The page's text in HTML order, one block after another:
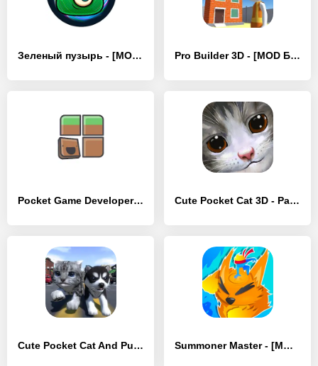
Зеленый пузырь - [MOD Бесконечные деньги] Pro Builder 3D - [MOD Бесконечные деньги]
Pocket Game Developer - [MOD Бесконечные деньги] Cute Pocket Cat 3D - Part 2 - [MOD Много денег]
Cute Pocket Cat And Puppy 3D - [MOD Много монет] Summoner Master - [MOD Бесконечные деньги]